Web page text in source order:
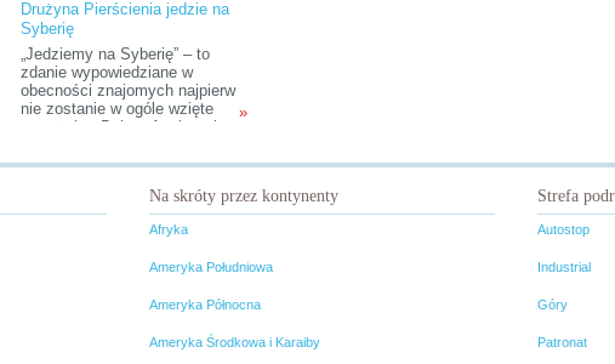
Drużyna Pierścienia jedzie na
Syberię
„Jedziemy na Syberię” – to
zdanie wypowiedziane w
obecności znajomych najpierw
nie zostanie w ogóle wzięte
poważnie: „Dobra. A tak serio,
potwierdzeniu kierunku podróży
was podejrzliwie, stukać się w
czoło, wykonywać gesty
załamywania rąk, etc. Później
pytać: „Dlaczego u licha na
»
Na skróty przez kontynenty
Afryka
Ameryka Południowa
Ameryka Północna
Ameryka Środkowa i Karaiby
Strefa
Autostop
Industrial
Góry
Patronat